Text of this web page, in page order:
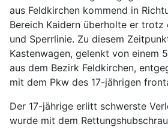
aus Feldkirchen kommend in
Bereich Kaidern überholte er trotz
und Sperrlinie. Zu diesem
Kastenwagen, gelenkt von einem
aus dem Bezirk Feldkirchen,
mit dem Pkw des 17-jährigen
Der 17-jährige erlitt schwerste
wurde mit dem